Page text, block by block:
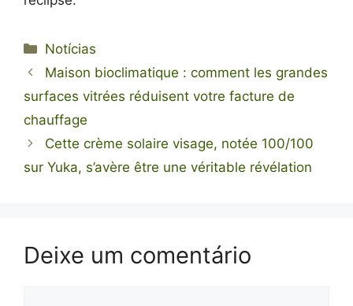
Categorias
Notícias
Maison bioclimatique : comment les grandes
surfaces vitrées réduisent votre facture de
chauffage
Cette crème solaire visage, notée 100/100
sur Yuka, s’avère être une véritable révélation
Deixe um comentário